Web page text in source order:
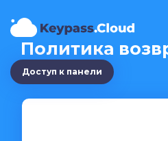
Доступ к панели
Политика